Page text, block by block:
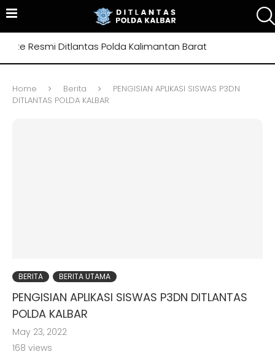
Resmi Ditlantas Polda Kalimantan Barat
Home Berita
PENGISIAN APLIKASI SISWAS P3DN
DITLANTAS POLDA KALBAR
BERITA BERITA UTAMA
PENGISIAN APLIKASI SISWAS P3DN DITLANTAS
POLDA KALBAR
May 23, 2022
168 views